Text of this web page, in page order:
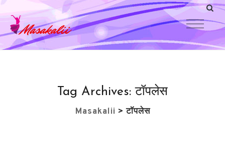
Tag Archives:टॉपलेस
Masakalii >टॉपलेस